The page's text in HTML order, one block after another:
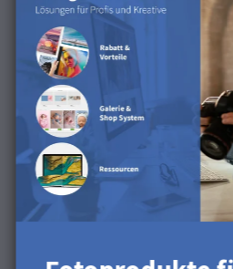
Entdecke die
unserem